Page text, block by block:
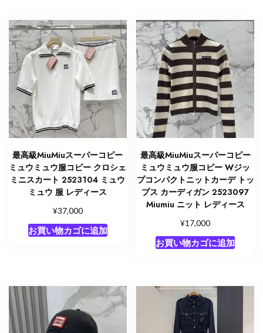
ミ
ュ
ウ
帽
子
デ
ニ
ム
個
最高級MiuMiuスーパーコピー
ミュウミュウ服コピー クロシェ
ミニスカート 2523104 ミュウ
ミュウ 服 レディース
¥37,000
お買い物カゴに追加
最高級MiuMiuスーパーコピー
ミュウミュウ服コピー Wジッ
プコンパクトニットカーデ トッ
プス カーディガン 2523097
Miumiu ニット レディース
¥17,000
お買い物カゴに追加